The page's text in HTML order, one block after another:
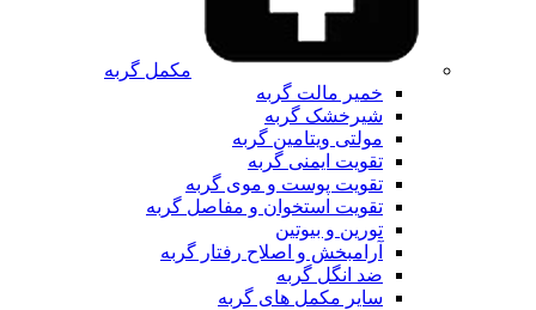
مکمل گربه
خمیر مالت گربه
شیرخشک گربه
مولتی ویتامین گربه
تقویت ایمنی گربه
تقویت پوست و موی گربه
تقویت استخوان و مفاصل گربه
تورین و بیوتین
آرامبخش و اصلاح رفتار گربه
ضد انگل گربه
سایر مکمل های گربه